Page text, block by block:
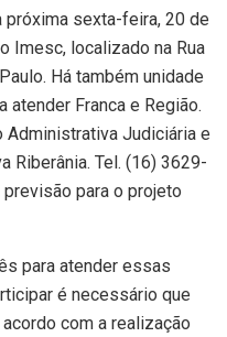
próxima sexta-feira, 20 de
Imesc, localizado na Rua
Há também unidade
atender Franca e Região.
Administrativa Judiciária e
Riberânia. Tel. (16) 3629-
para o projeto
para atender essas
é necessário que
com a realização